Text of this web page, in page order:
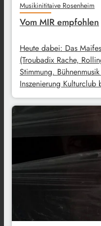
Musikinititaive Rosenheim
Vom MIR empfohlen
Heute dabei: Das
(Troubadix Rache,
Stimmung.
Inszenierung